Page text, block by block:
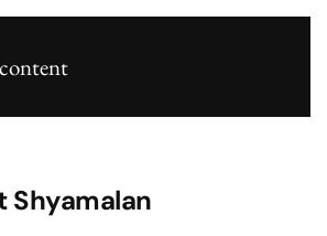
Shyamalan